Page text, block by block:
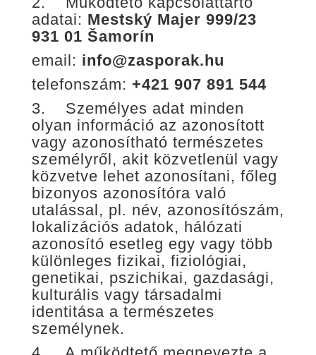
adatai: Mestský Majer 999/23
931 01 Šamorín
email: info@zasporak.hu
telefonszám: +421 907 891 544
3. Személyes adat minden
olyan információ az azonosított
vagy azonosítható természetes
személyről, akit közvetlenül vagy
közvetve lehet azonosítani, főleg
bizonyos azonosítóra való
utalással, pl. név, azonosítószám,
lokalizációs adatok, hálózati
azonosító esetleg egy vagy több
különleges fizikai, fiziológiai,
genetikai, pszichikai, gazdasági,
kulturális vagy társadalmi
identitása a természetes
személynek.